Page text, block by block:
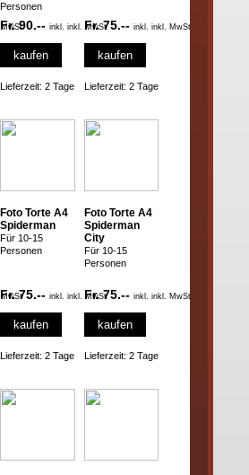
Personen
Fr. 90.-- inkl. inkl. MwSt
kaufen
Lieferzeit: 2 Tage
Fr. 75.-- inkl. inkl. MwSt
kaufen
Lieferzeit: 2 Tage
Foto Torte A4
Spiderman
Für 10-15
Personen
Fr. 75.-- inkl. inkl. MwSt
kaufen
Lieferzeit: 2 Tage
Foto Torte A4
Spiderman
City
Für 10-15
Personen
Fr. 75.-- inkl. inkl. MwSt
kaufen
Lieferzeit: 2 Tage